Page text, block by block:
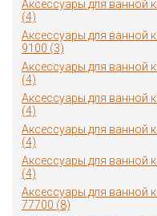
Аксессуары для ванной
(4)
Аксессуары для ванной
9100 (3)
Аксессуары для ванной
(4)
Аксессуары для ванной
(4)
Аксессуары для ванной
(4)
Аксессуары для ванной
(4)
Аксессуары для ванной
77700 (8)